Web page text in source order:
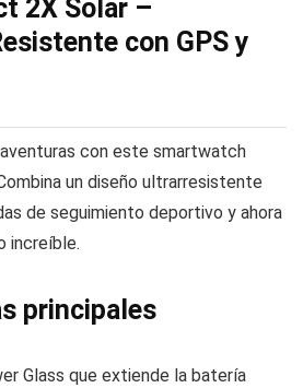
2X Solar –
con GPS y
aventuras con este smartwatch
un diseño ultrarresistente
de seguimiento deportivo y ahora
increíble.
principales
Glass que extiende la batería